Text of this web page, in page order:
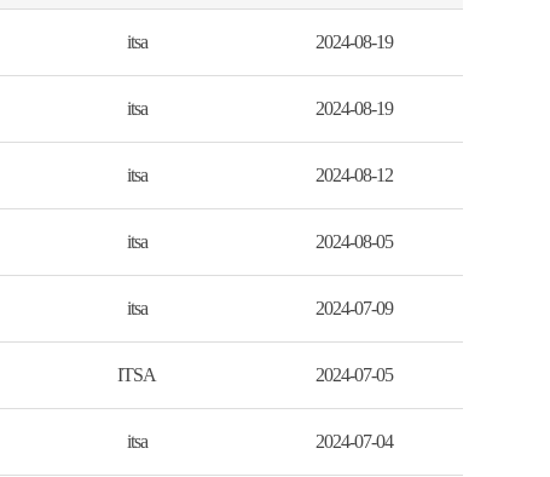
itsa 2024-08-19
itsa 2024-08-19
itsa 2024-08-12
itsa 2024-08-05
itsa 2024-07-09
ITSA 2024-07-05
itsa 2024-07-04